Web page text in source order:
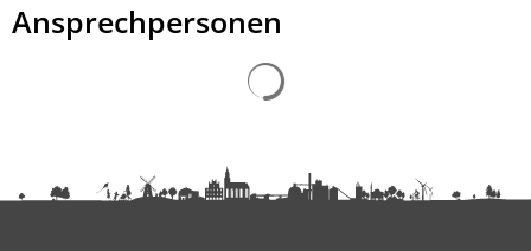
Ansprechpersonen
Ansprechpersonen